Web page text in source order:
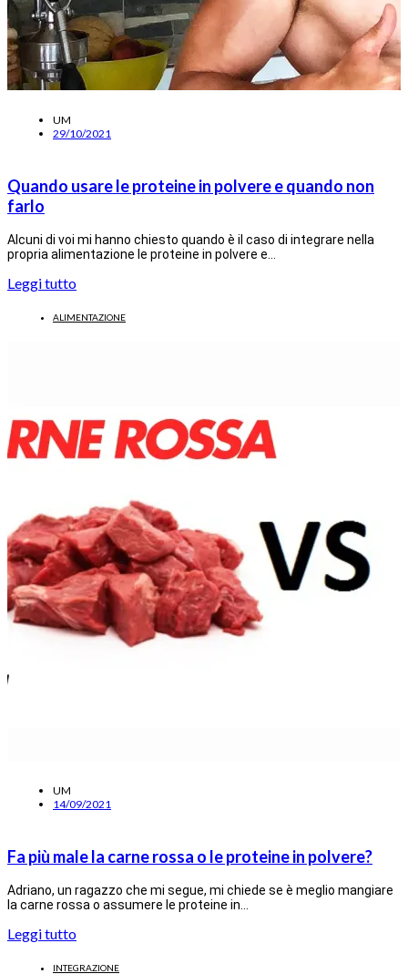
UM
29/10/2021
Quando usare le proteine in polvere e quando non
farlo
Alcuni di voi mi hanno chiesto quando è il caso di integrare nella
propria alimentazione le proteine in polvere e…
Leggi tutto
ALIMENTAZIONE
UM
14/09/2021
Fa più male la carne rossa o le proteine in polvere?
Adriano, un ragazzo che mi segue, mi chiede se è meglio mangiare
la carne rossa o assumere le proteine in…
Leggi tutto
INTEGRAZIONE